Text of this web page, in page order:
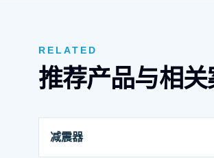
RELATED
推荐产品与相关
减震器